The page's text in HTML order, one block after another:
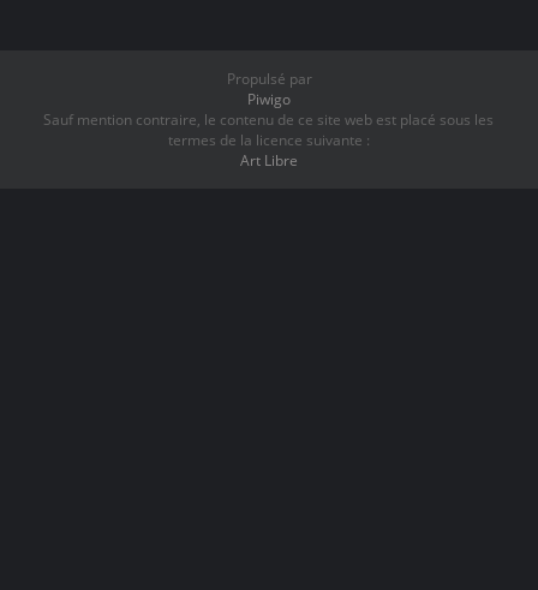
Propulsé par
Piwigo
Sauf mention contraire, le contenu de ce site web est placé sous les
termes de la licence suivante :
Art Libre